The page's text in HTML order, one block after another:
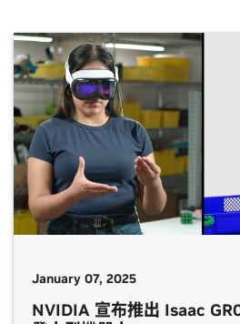
January 07, 2025
NVIDIA 宣布推出 Isaac